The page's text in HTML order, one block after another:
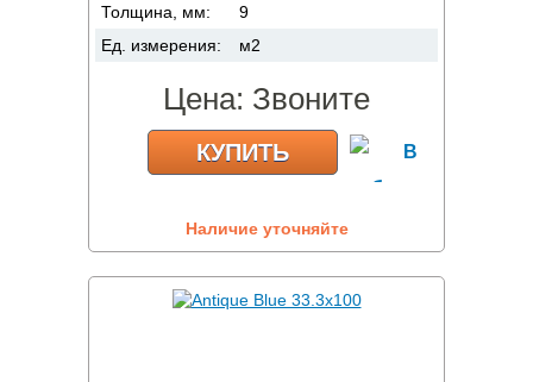
Толщина, мм:
9
Ед. измерения:
м2
Цена: Звоните
КУПИТЬ
Наличие уточняйте